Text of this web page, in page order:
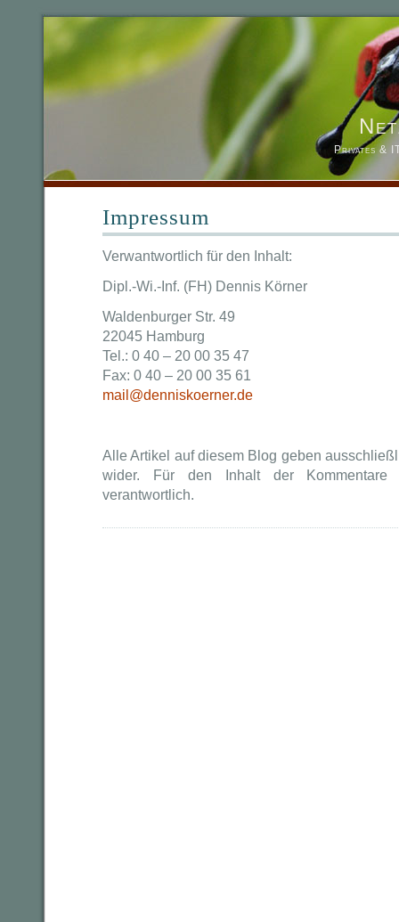
Privates &
Impressum
Verwantwortlich für den Inhalt:
Dipl.-Wi.-Inf. (FH) Dennis Körner
Waldenburger Str. 49
22045 Hamburg
Tel.: 0 40 – 20 00 35 47
Fax: 0 40 – 20 00 35 61
mail@denniskoerner.de
Alle Artikel auf diesem Blog geben
wider. Für den Inhalt der
verantwortlich.